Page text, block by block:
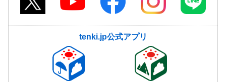
tenki.jp公式アプリ